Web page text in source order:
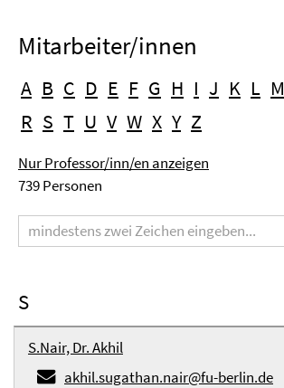
Mitarbeiter/innen
A B C D E F G H I J K L M
R S T U V W X Y Z
Nur Professor/inn/en anzeigen
739 Personen
S
S.Nair, Dr. Akhil
akhil.sugathan.nair@fu-berlin.de